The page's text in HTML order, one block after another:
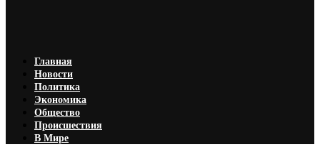
Главная
Новости
Политика
Экономика
Общество
Происшествия
В Мире